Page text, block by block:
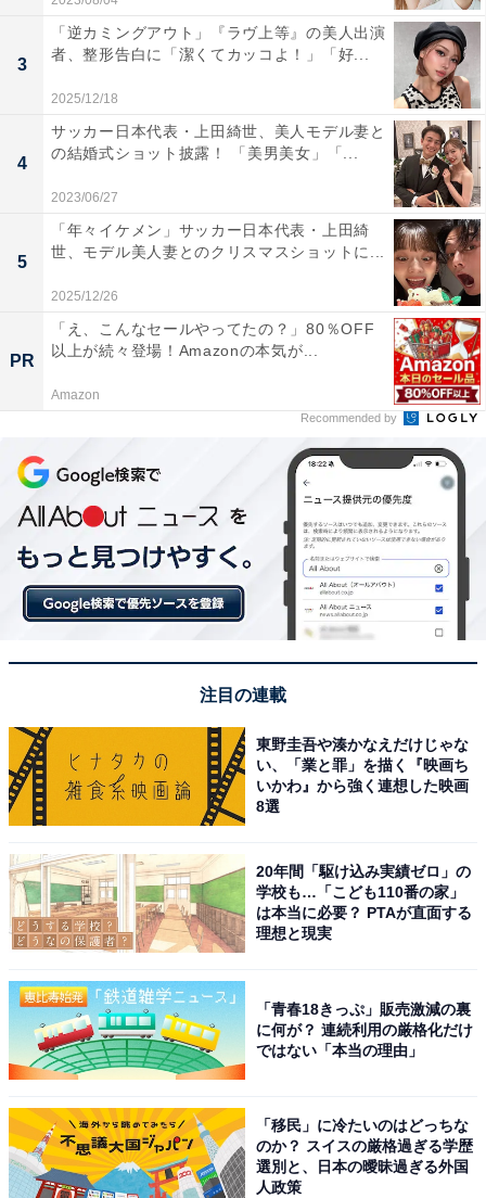
3
「逆カミングアウト」『ラヴ上等』の美人出演
者、整形告白に「潔くてカッコよ！」「好...
2025/12/18
4
サッカー日本代表・上田綺世、美人モデル妻と
の結婚式ショット披露！ 「美男美女」「...
2023/06/27
5
「年々イケメン」サッカー日本代表・上田綺
世、モデル美人妻とのクリスマスショットに...
2025/12/26
PR
「え、こんなセールやってたの？」80％OFF
以上が続々登場！Amazonの本気が...
Amazon
Recommended by
注目の連載
東野圭吾や湊かなえだけじゃな
い、「業と罪」を描く『映画ち
いかわ』から強く連想した映画
8選
20年間「駆け込み実績ゼロ」の
学校も…「こども110番の家」
は本当に必要？ PTAが直面する
理想と現実
「青春18きっぷ」販売激減の裏
に何が？ 連続利用の厳格化だけ
ではない「本当の理由」
「移民」に冷たいのはどっちな
のか？ スイスの厳格過ぎる学歴
選別と、日本の曖昧過ぎる外国
人政策